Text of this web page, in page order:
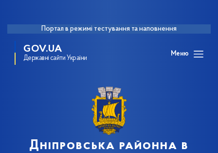
Портал в режимі тестування та наповнення
GOV.UA
Державні сайти України
Меню
Дніпровська районна в